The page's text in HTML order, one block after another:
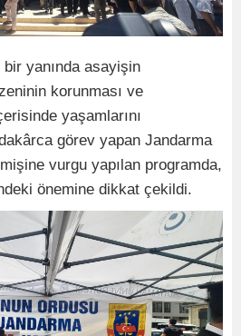
bir yanında asayişin
korunması ve
yaşamlarını
görev yapan Jandarma
vurgu yapılan programda,
önemine dikkat çekildi.